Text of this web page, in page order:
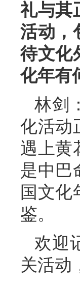
礼与其
活动，
待文化
化年有
林剑
化活动
遇上黄
是中巴
国文化
鉴。
欢迎
关活动